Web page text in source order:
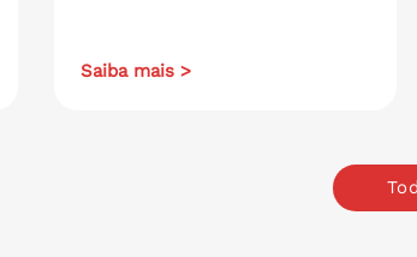
Saiba mais >